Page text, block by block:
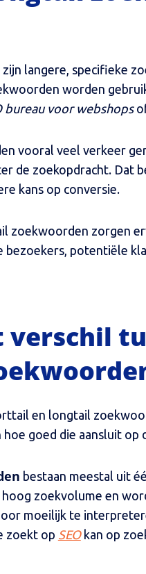
langere, specifieke
worden
bureau voor webshops
vooral veel verkeer
de zoekopdracht. Dat
kans op conversie.
zoekwoorden zorgen
bezoekers, potentiële
verschil
en longtail
goed die aansluit op
bestaan meestal uit
hoog zoekvolume en
moeilijk te
zoekt op SEOkan op